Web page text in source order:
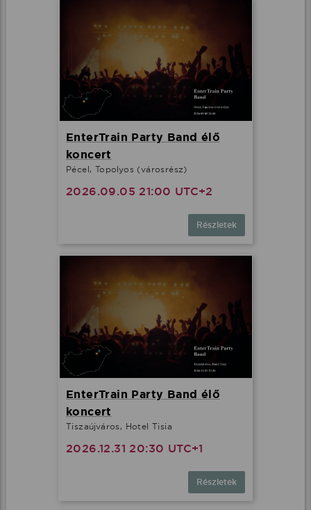
EnterTrain Party Band élő
koncert
Pécel, Topolyos (városrész)
2026.09.05 21:00 UTC+2
Részletek
EnterTrain Party Band élő
koncert
Tiszaújváros, Hotel Tisia
2026.12.31 20:30 UTC+1
Részletek